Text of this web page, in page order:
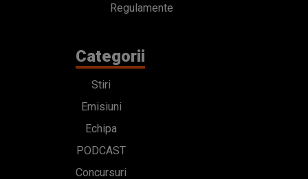
Regulamente
Categorii
Stiri
Emisiuni
Echipa
PODCAST
Concursuri